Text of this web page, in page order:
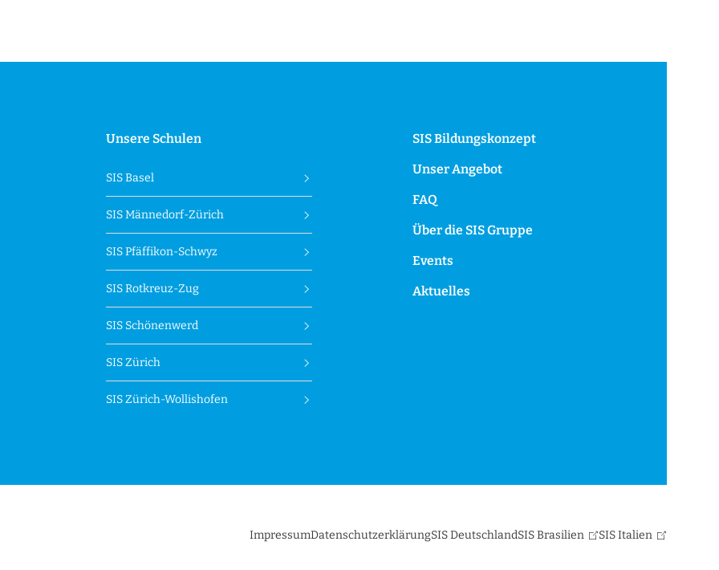
Unsere Schulen
SIS Basel
SIS Männedorf-Zürich
SIS Pfäffikon-Schwyz
SIS Rotkreuz-Zug
SIS Schönenwerd
SIS Zürich
SIS Zürich-Wollishofen
SIS Bildungskonzept
Unser Angebot
FAQ
Über die SIS Gruppe
Events
Aktuelles
ImpressumDatenschutzerklärungSIS DeutschlandSIS Brasilien SIS Italien